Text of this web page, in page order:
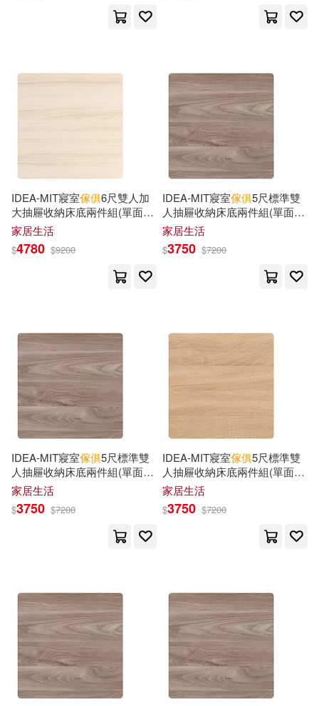
巫白慧(5)
Adamson(4)
Agata(4) Alastair(4)
Aronson(4) Bowett(4)
Caroline(4)
Cathers(4) Charles H.(4)
Charles Over(4) Clara(4)
Clark(4) Clive(4)
Conran(4) Dan(4)
Douglas(4)
Eberlein(4) Evans(4)
Fang(4) Fitzgerald(4)
百花文藝出版社(7)
良品文化(7) 野人(7)
Innovative Logistics Llc(6)
Ryland Peters & Small(6)
warner music(6)
ランティス(6)
上海交通大學出版社(6)
上海古籍出版社(6)
中國少年兒童出版社(6)
中國青年出版社(6)
北京美術攝影出版社(6)
北京聯合出版公司(6)
IDEA-MIT寢室傢俱6尺雙人加
大抽屜收納床底兩件組(單面二
抽/運費另計) 面右/北歐橡木
家居生活
$4780 $9200
IDEA-MIT寢室傢俱5尺標準雙
人抽屜收納床底兩件組(單面二
抽/運費另計) 面左/英倫核桃
家居生活
$3750 $7200
IDEA-MIT寢室傢俱5尺標準雙
人抽屜收納床底兩件組(單面二
抽/運費另計) 面右/英倫核桃
家居生活
$3750 $7200
IDEA-MIT寢室傢俱5尺標準雙
人抽屜收納床底兩件組(單面二
抽/運費另計) 面右/原切橡木
家居生活
$3750 $7200